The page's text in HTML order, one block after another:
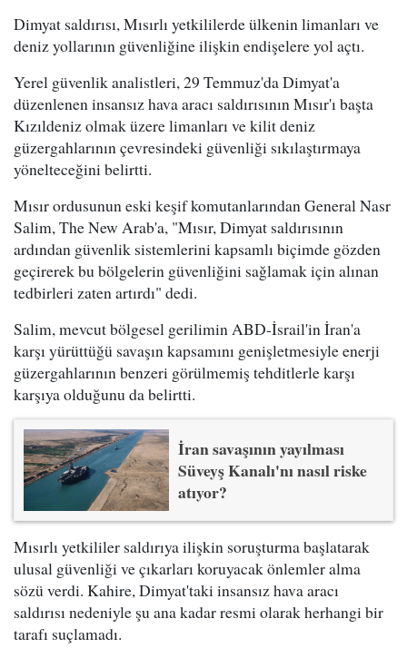
Dimyat saldırısı, Mısırlı yetkililerde ülkenin limanları ve
deniz yollarının güvenliğine ilişkin endişelere yol açtı.
Yerel güvenlik analistleri, 29 Temmuz'da Dimyat'a
düzenlenen insansız hava aracı saldırısının Mısır'ı başta
Kızıldeniz olmak üzere limanları ve kilit deniz
güzergahlarının çevresindeki güvenliği sıkılaştırmaya
yönelteceğini belirtti.
Mısır ordusunun eski keşif komutanlarından General Nasr
Salim, The New Arab'a, "Mısır, Dimyat saldırısının
ardından güvenlik sistemlerini kapsamlı biçimde gözden
geçirerek bu bölgelerin güvenliğini sağlamak için alınan
tedbirleri zaten artırdı" dedi.
Salim, mevcut bölgesel gerilimin ABD-İsrail'in İran'a
karşı yürüttüğü savaşın kapsamını genişletmesiyle enerji
güzergahlarının benzeri görülmemiş tehditlerle karşı
karşıya olduğunu da belirtti.
İran savaşının yayılması
Süveyş Kanalı'nı nasıl riske
atıyor?
Mısırlı yetkililer saldırıya ilişkin soruşturma başlatarak
ulusal güvenliği ve çıkarları koruyacak önlemler alma
sözü verdi. Kahire, Dimyat'taki insansız hava aracı
saldırısı nedeniyle şu ana kadar resmi olarak herhangi bir
tarafı suçlamadı.